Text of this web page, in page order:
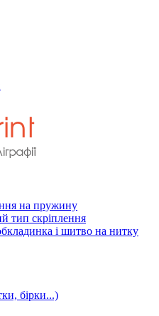
на пружину
тип скріплення
і шитво на нитку
бірки...)